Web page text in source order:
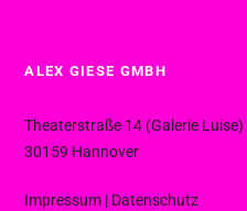
ALEX GIESE GMBH
Theaterstraße 14 (Galerie Luise)
30159 Hannover
Impressum | Datenschutz